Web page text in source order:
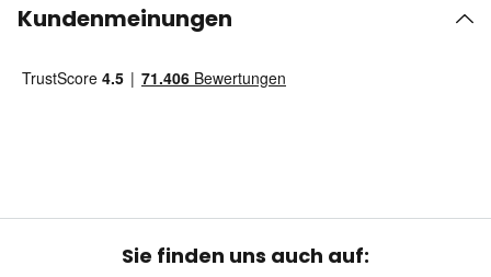
Kundenmeinungen
Sie finden uns auch auf: